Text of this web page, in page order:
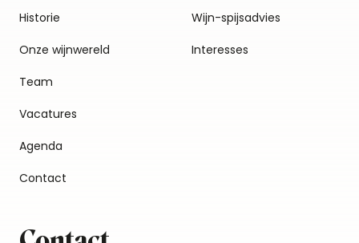
Historie
Onze wijnwereld
Team
Vacatures
Agenda
Contact
Wijn-spijsadvies
Interesses